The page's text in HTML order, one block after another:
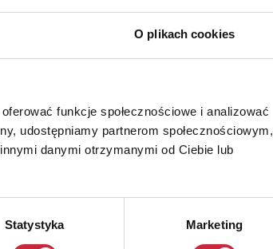
O plikach cookies
funkcje społecznościowe i analizować
udostępniamy partnerom społecznościowym,
danymi otrzymanymi od Ciebie lub
Statystyka Marketing